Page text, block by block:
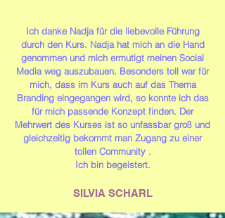
Ich danke Nadja für die liebevolle Führung
durch den Kurs. Nadja hat mich an die Hand
genommen und mich ermutigt meinen Social
Media weg auszubauen. Besonders toll war für
mich, dass im Kurs auch auf das Thema
Branding eingegangen wird, so konnte ich das
für mich passende Konzept finden. Der
Mehrwert des Kurses ist so unfassbar groß und
gleichzeitig bekommt man Zugang zu einer
tollen Community .
Ich bin begeistert.
SILVIA SCHARL